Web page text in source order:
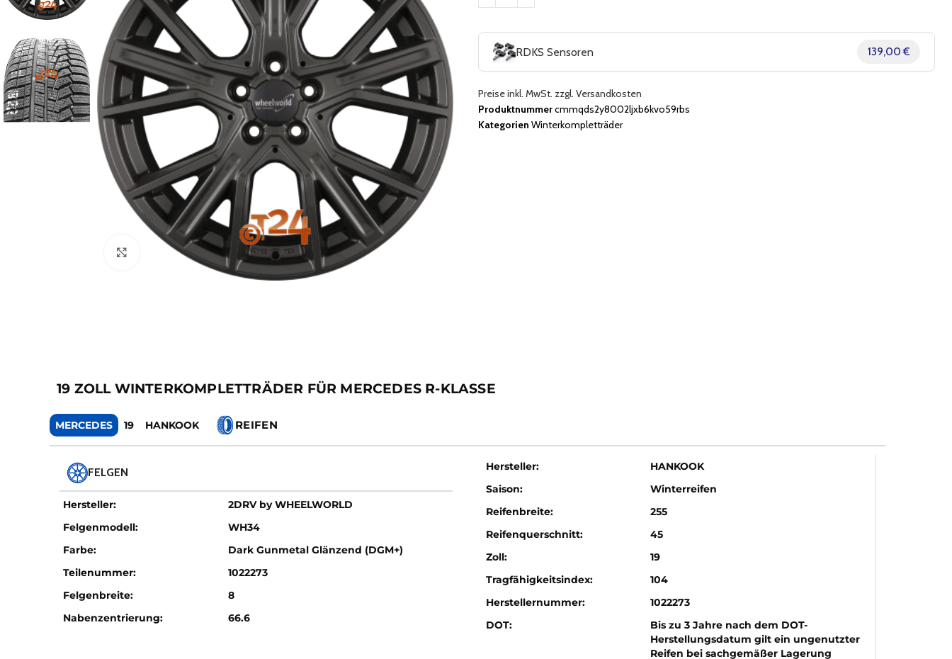
Zum Vergrößern klicken
RDKS Sensoren 139,00 €
Preise inkl. MwSt. zzgl. Versandkosten
Produktnummercmmqds2y8002ljxb6kvo59rbs
Kategorien Winterkompletträder
19 ZOLL WINTERKOMPLETTRÄDER FÜR MERCEDES R-KLASSE
MERCEDES 19 HANKOOK REIFEN
FELGEN
Hersteller:
2DRV by WHEELWORLD
Felgenmodell:
WH34
Farbe:
Dark Gunmetal Glänzend (DGM+)
Teilenummer:
1022273
Felgenbreite:
8
Nabenzentrierung:
66.6
Hersteller:
HANKOOK
Saison:
Winterreifen
Reifenbreite:
255
Reifenquerschnitt:
45
Zoll:
19
Tragfähigkeitsindex:
104
Herstellernummer:
1022273
DOT:
Bis zu 3 Jahre nach dem DOT-
Herstellungsdatum gilt ein ungenutzter
Reifen bei sachgemäßer Lagerung